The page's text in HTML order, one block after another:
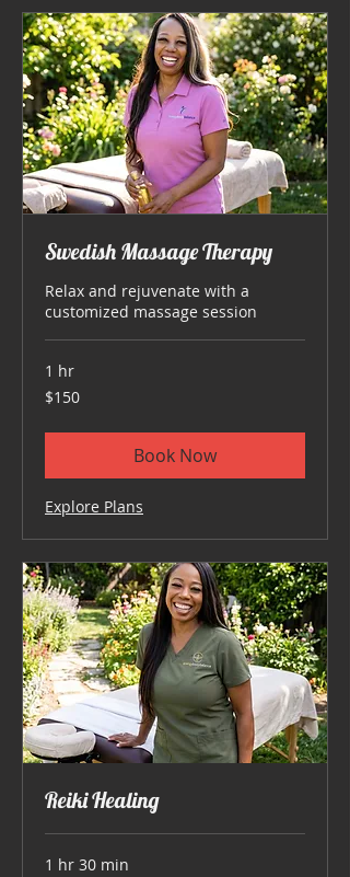
Swedish Massage Therapy
Relax and rejuvenate with a
customized massage session
1 hr
150
US
$150
Book Now
Explore Plans
Reiki Healing
1 hr 30 min